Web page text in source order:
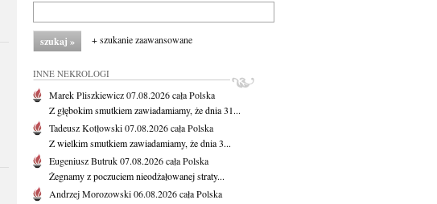
+ szukanie zaawansowane
INNE NEKROLOGI
Marek Pliszkiewicz07.08.2026cała Polska
Z głębokim smutkiem zawiadamiamy, że dnia 31...
Tadeusz Kotłowski07.08.2026cała Polska
Z wielkim smutkiem zawiadamiamy, że dnia 3...
Eugeniusz Butruk07.08.2026cała Polska
Żegnamy z poczuciem nieodżałowanej straty...
Andrzej Morozowski06.08.2026cała Polska